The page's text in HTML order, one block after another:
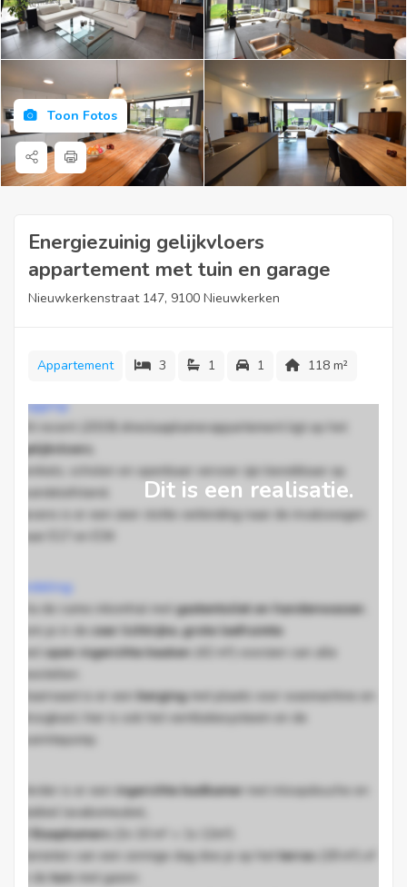
Toon Fotos
Energiezuinig gelijkvloers
appartement met tuin en garage
Nieuwkerkenstraat 147, 9100 Nieuwkerken
Appartement 3 1 1 118 m²
Dit is een realisatie.
Ligging:
Dit recent (2019) drieslaapkamerappartement ligt op het
gelijkvloers
winkels, scholen en openbaar vervoer zijn bereikbaar op
wandelafstand,
tevens is er een zeer vlotte verbinding naar de invalswegen
naar E17 en E34
Indeling:
Via de ruime inkomhal metgastentoilet en handenwasser
kom je in de zeer lichtrijke, grote leefruimte
met open ingerichte keuken
(42 m²) voorzien van alle
toestellen.
Daarnaast is er een bergingmet plaats voor wasmachine en
droogkast, hier is ook het ventilatiesysteem en de
warmtepomp.
Verder is er een ingerichte badkamer
met inloopdouche en
dubbel lavabomeubel
3 Slaapkamers
Genieten van een zonnige dag doe je op het terras
in de tuin met gazon.